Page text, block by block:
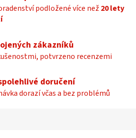
podložené více než 20 lety
zákazníků
potvrzeno recenzemi
doručení
dorazí včas a bez problémů